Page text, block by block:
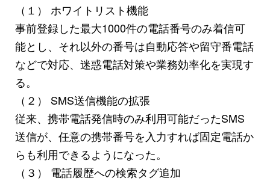
（１） ホワイトリスト機能
事前登録した最大1000件の電話番号のみ着信可
能とし、それ以外の番号は自動応答や留守番電話
などで対応、迷惑電話対策や業務効率化を実現す
る。
（２） SMS送信機能の拡張
従来、携帯電話発信時のみ利用可能だったSMS
送信が、任意の携帯番号を入力すれば固定電話か
らも利用できるようになった。
（３） 電話履歴への検索タグ追加